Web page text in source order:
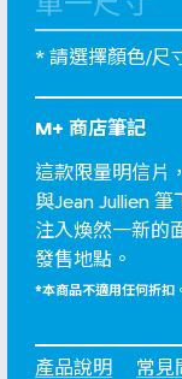
* 請選擇顏色/尺
M+ 商店筆記
這款限量明信片
與Jean Jullien
注入煥然一新的
發售地點。
*本商品不適用任何折扣
產品說明 常見